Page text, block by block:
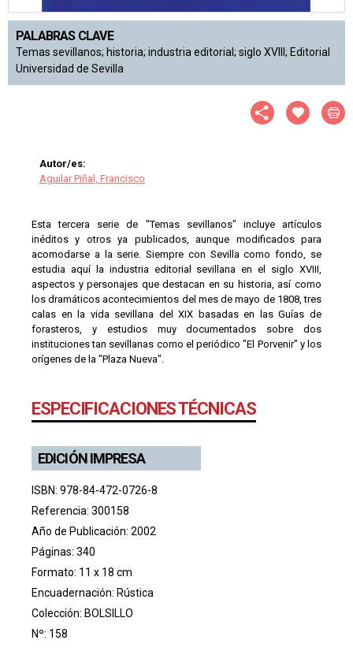
PALABRAS CLAVE
Temas sevillanos; historia; industria editorial; siglo XVIII; Editorial
Universidad de Sevilla
Autor/es:
Aguilar Piñal, Francisco
Esta tercera serie de "Temas sevillanos" incluye artículos
inéditos y otros ya publicados, aunque modificados para
acomodarse a la serie. Siempre con Sevilla como fondo, se
estudia aquí la industria editorial sevillana en el siglo XVIII,
aspectos y personajes que destacan en su historia, así como
los dramáticos acontecimientos del mes de mayo de 1808, tres
calas en la vida sevillana del XIX basadas en las Guías de
forasteros, y estudios muy documentados sobre dos
instituciones tan sevillanas como el periódico "El Porvenir" y los
orígenes de la "Plaza Nueva".
ESPECIFICACIONES TÉCNICAS
EDICIÓN IMPRESA
ISBN: 978-84-472-0726-8
Referencia: 300158
Año de Publicación: 2002
Páginas: 340
Formato: 11 x 18 cm
Encuadernación: Rústica
Colección: BOLSILLO
Nº: 158